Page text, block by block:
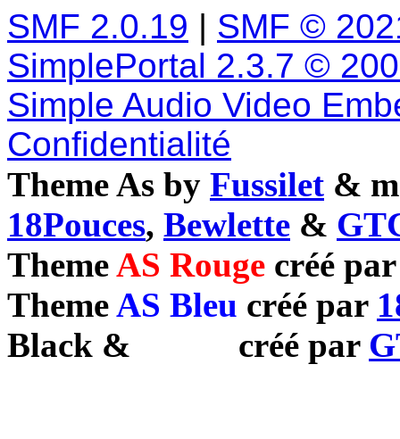
SMF 2.0.19 | SMF ©
SimplePortal 2.3.7 ©
Simple Audio Video
Confidentialité
Theme As by Fussilet &
18Pouces, Bewlette &
ThemeAS Rouge créé
ThemeAS Bleu créé par
Black & créé par